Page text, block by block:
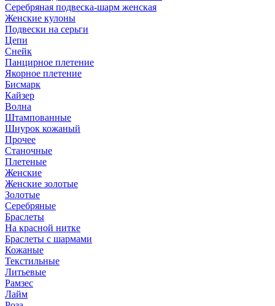
Серебряная подвеска-шарм женская
Женские кулоны
Подвески на серьги
Цепи
Снейк
Панцирное плетение
Якорное плетение
Бисмарк
Кайзер
Волна
Штампованные
Шнурок кожаный
Прочее
Станочные
Плетеные
Женские
Женские золотые
Золотые
Серебряные
Браслеты
На красной нитке
Браслеты с шармами
Кожаные
Текстильные
Литьевые
Рамзес
Лайм